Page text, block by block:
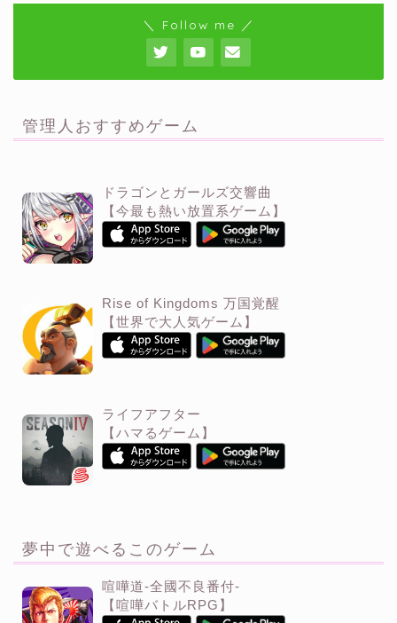
＼ Follow me ／
管理人おすすめゲーム
ドラゴンとガールズ交響曲
【今最も熱い放置系ゲーム】
Rise of Kingdoms 万国覚醒
【世界で大人気ゲーム】
ライフアフター
【ハマるゲーム】
夢中で遊べるこのゲーム
喧嘩道-全國不良番付-
【喧嘩バトルRPG】